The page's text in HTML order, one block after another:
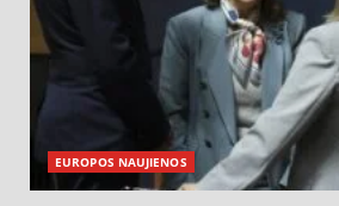
EUROPOS NAUJIENOS